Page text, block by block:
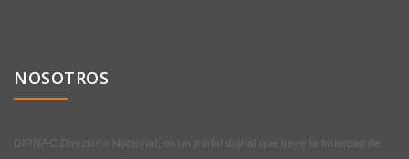
NOSOTROS
DIRNAC Directorio Nacional, es un portal digital que tiene la finalidad de